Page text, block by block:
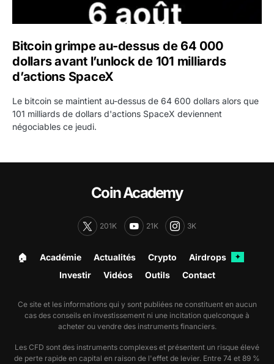
Bitcoin grimpe au-dessus de 64 000
dollars avant l’unlock de 101 milliards
d’actions SpaceX
Le bitcoin se maintient au-dessus de 64 600 dollars alors que
101 milliards de dollars d'actions SpaceX deviennent
négociables ce jeudi.
Coin Academy
201K 21K 3K
🏠︎ Académie Actualités Crypto Airdrops ✦
Investir Vidéos Outils Contact
Ce site et les informations qui y sont publiées ne constituent en aucun
cas des conseils en investissement ni une incitation quelconque à
acheter ou vendre des instruments financiers.
Les CFD sont des instruments complexes et présentent un risque élevé
de perte rapide en capital en raison de l'effet de levier. Entre 74 et 89 %